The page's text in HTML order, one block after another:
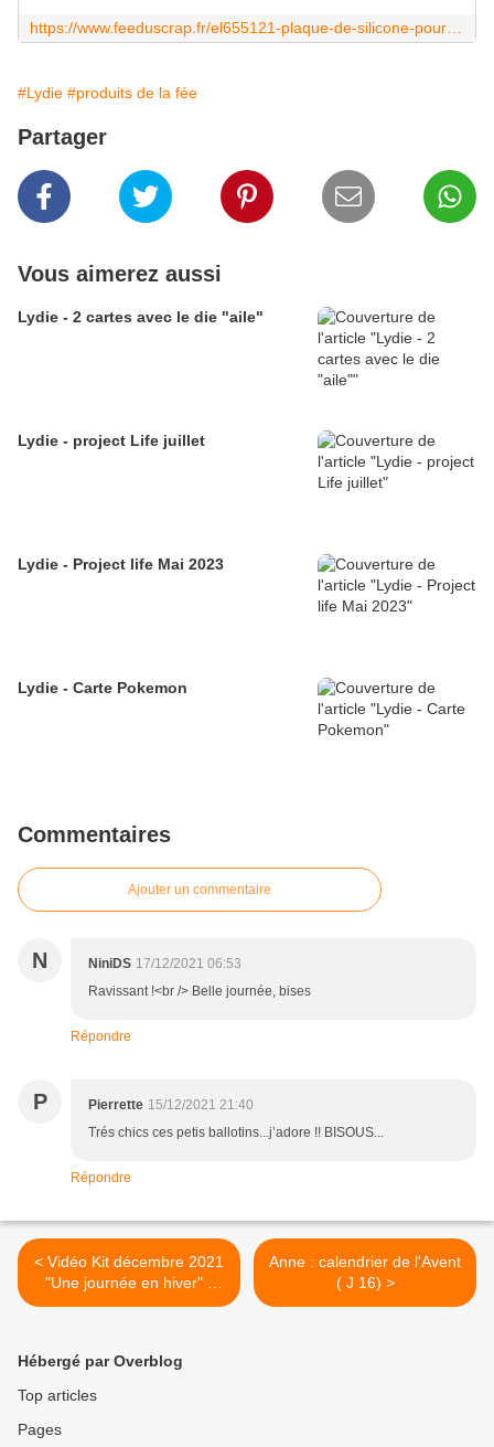
#Lydie #produits de la fée
Partager
Vous aimerez aussi
Lydie - 2 cartes avec le die "aile"
Lydie - project Life juillet
Lydie - Project life Mai 2023
Lydie - Carte Pokemon
Commentaires
Ajouter un commentaire
N NiniDS 17/12/2021 06:53
Ravissant !<br /> Belle journée, bises
Répondre
P Pierrette 15/12/2021 21:40
Trés chics ces petis ballotins...j’adore !! BISOUS...
Répondre
< Vidéo Kit décembre 2021
"Une journée en hiver" -
Pascale
Anne : calendrier de l'Avent
( J 16) >
Hébergé par Overblog
Top articles
Pages